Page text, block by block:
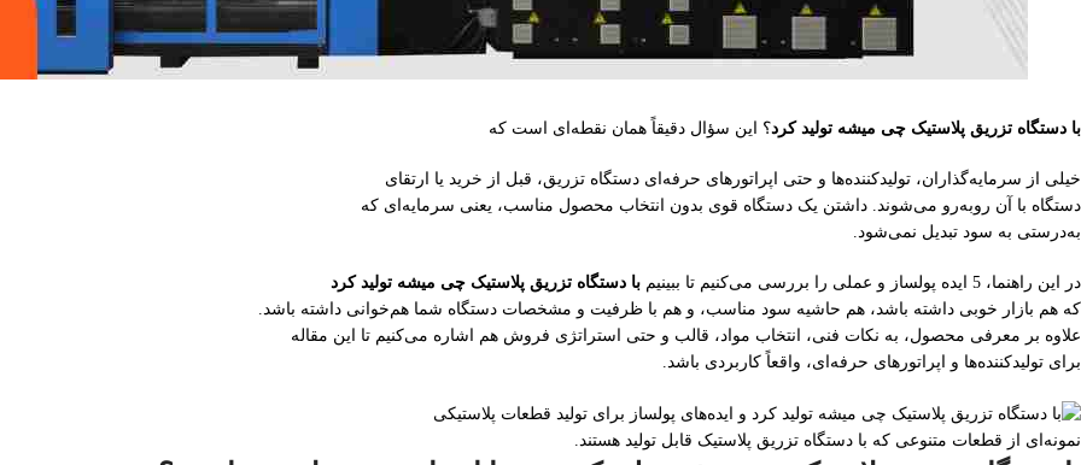
با دستگاه تزریق پلاستیک چی میشه تولید کرد؟ این سؤال دقیقاً همان نقطه‌ای است که
خیلی از سرمایه‌گذاران، تولیدکننده‌ها و حتی اپراتورهای حرفه‌ای دستگاه تزریق، قبل از خرید یا ارتقای
دستگاه با آن روبه‌رو می‌شوند. داشتن یک دستگاه قوی بدون انتخاب محصول مناسب، یعنی سرمایه‌ای که
به‌درستی به سود تبدیل نمی‌شود.
در این راهنما، 5 ایده پولساز و عملی را بررسی می‌کنیم تا ببینیم
با دستگاه تزریق پلاستیک چی میشه تولید کرد
که هم بازار خوبی داشته باشد، هم حاشیه سود مناسب، و هم با ظرفیت و مشخصات دستگاه شما هم‌خوانی داشته باشد.
علاوه بر معرفی محصول، به نکات فنی، انتخاب مواد، قالب و حتی استراتژی فروش هم اشاره می‌کنیم تا این مقاله
برای تولیدکننده‌ها و اپراتورهای حرفه‌ای، واقعاً کاربردی باشد.
نمونه‌ای از قطعات متنوعی که با دستگاه تزریق پلاستیک قابل تولید هستند.